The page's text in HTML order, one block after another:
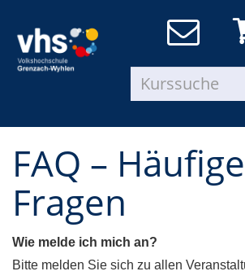
FAQ – Häufige
Fragen
Wie melde ich mich an?
Bitte melden Sie sich zu allen